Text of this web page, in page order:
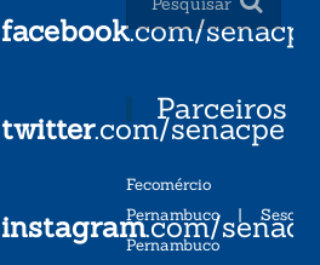
facebook.com/senacpe
twitter.com/senacpe
instagram.com/
Parceiros
Fecomércio
Pernambuco| Sesc
Pernambuco